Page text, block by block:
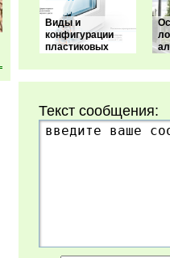
Виды и
конфигурации
пластиковых
Текст сообщения: